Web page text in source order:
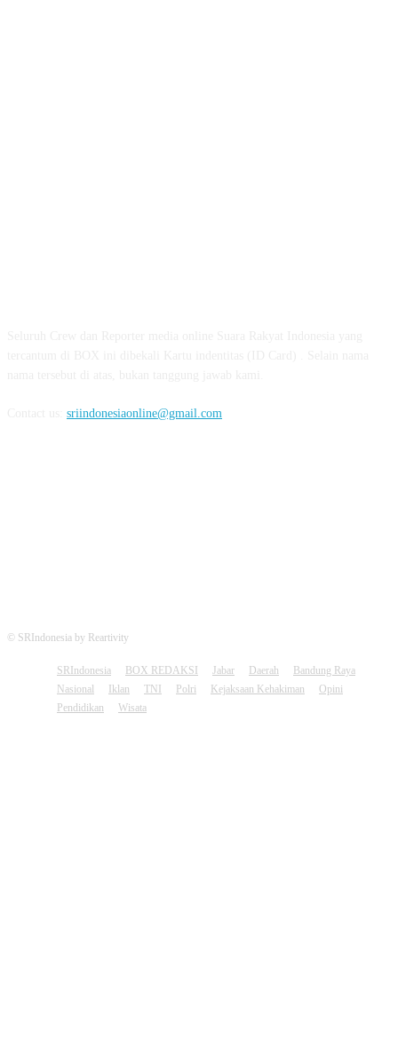
sriindonesiaonline@gmail.com
© SRIndonesia by Reartivity
SRIndonesia BOX REDAKSI Jabar Daerah
Bandung Raya
Nasional
Iklan TNI Polri Kejaksaan Kehakiman
Opini
Pendidikan
Wisata